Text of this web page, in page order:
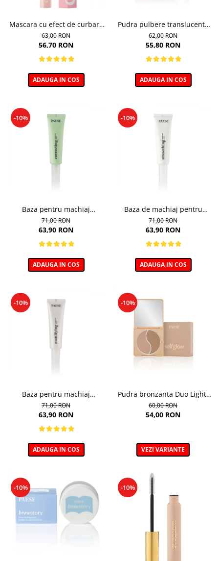
Mascara cu efect de curbare
si lifting, Cheeky - 11ml
63,00 RON
56,70 RON
ADAUGA IN COS
Pudra pulbere translucenta
pentru zona ochilor, Puff
Cloud 5,3g
62,00 RON
55,80 RON
ADAUGA IN COS
-10%
Baza pentru machiaj
Corectoare - 30ml
71,00 RON
63,90 RON
ADAUGA IN COS
-10%
Baza de machiaj pentru
Netezire - 30ml
71,00 RON
63,90 RON
ADAUGA IN COS
-10%
Baza pentru machiaj
Matifianta - 30ml
71,00 RON
63,90 RON
ADAUGA IN COS
-10%
Pudra bronzanta Duo Light,
Selfglow, nuanta Light - 6,5g
60,00 RON
54,00 RON
VEZI VARIANTE
-10% -10%